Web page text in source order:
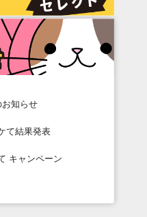
知らせ
て結果発表
キャンペーン